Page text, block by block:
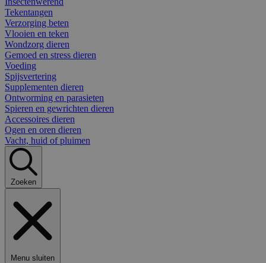
Tekentangen
Verzorging beten
Vlooien en teken
Wondzorg dieren
Gemoed en stress dieren
Voeding
Spijsvertering
Supplementen dieren
Ontworming en parasieten
Spieren en gewrichten dieren
Accessoires dieren
Ogen en oren dieren
Vacht, huid of pluimen
Zoeken
Menu sluiten